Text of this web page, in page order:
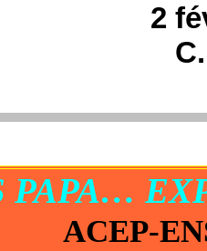
2
PAPA…
ACEP-